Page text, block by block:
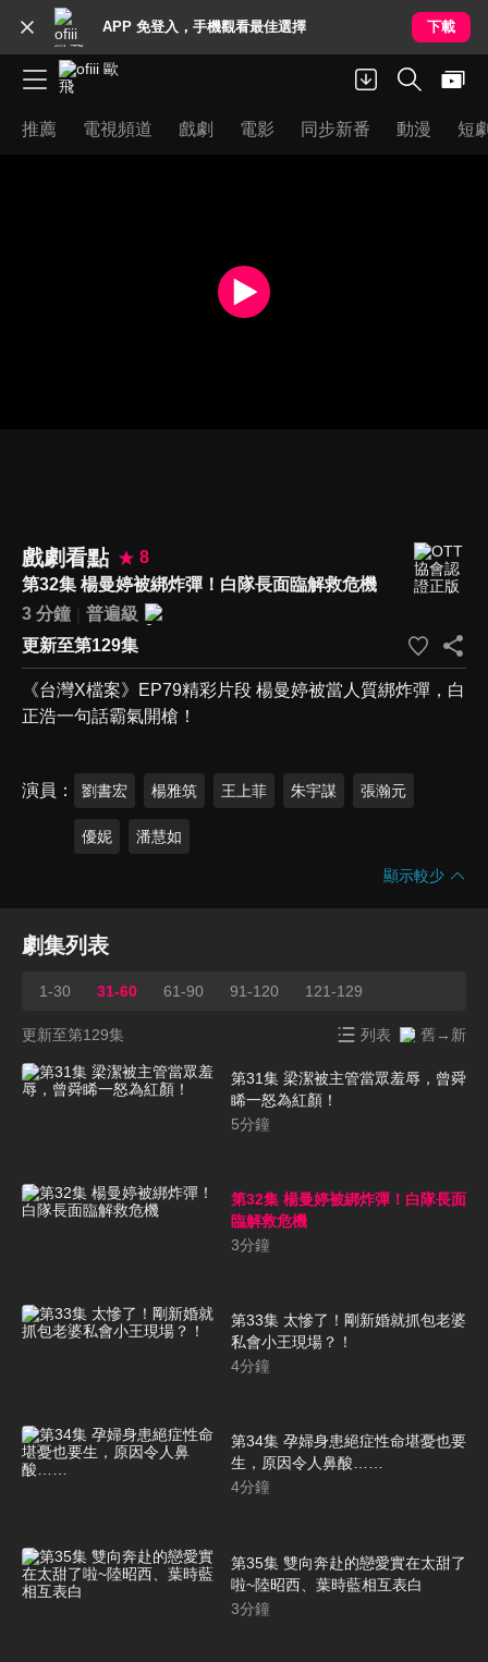
APP 免登入，手機觀看最佳選擇 下載
推薦 電視頻道 戲劇 電影 同步新番 動漫 短
戲劇看點
8
第32集 楊曼婷被綁炸彈！白隊長面臨解救危機
3 分鐘
普遍級
更新至第129集
《台灣X檔案》EP79精彩片段 楊曼婷被當人質綁炸彈，白
正浩一句話霸氣開槍！
演員 劉書宏 楊雅筑 王上菲 朱宇謀 張瀚元
優妮 潘慧如
顯示較少
劇集列表
1-30 31-60 61-90 91-120 121-129
更新至第129集 列表 舊→新
第31集 梁潔被主管當眾羞辱，曾舜
睎一怒為紅顏！
5分鐘
第32集 楊曼婷被綁炸彈！白隊長面
臨解救危機
3分鐘
第33集 太慘了！剛新婚就抓包老婆
私會小王現場？！
4分鐘
第34集 孕婦身患絕症性命堪憂也要
生，原因令人鼻酸……
4分鐘
第35集 雙向奔赴的戀愛實在太甜了
啦~陸昭西、葉時藍相互表白
3分鐘